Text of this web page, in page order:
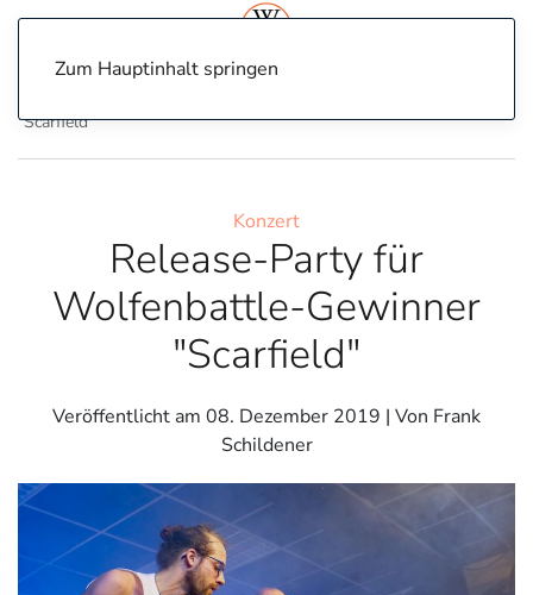
Zum Hauptinhalt springen
"Scarfield"
Konzert
Release-Party für
Wolfenbattle-Gewinner
"Scarfield"
Veröffentlicht am 08. Dezember 2019 | Von Frank
Schildener